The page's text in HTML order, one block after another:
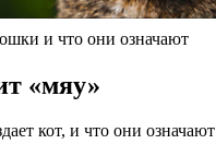
и что они означают
«мяу»
кот, и что они означают